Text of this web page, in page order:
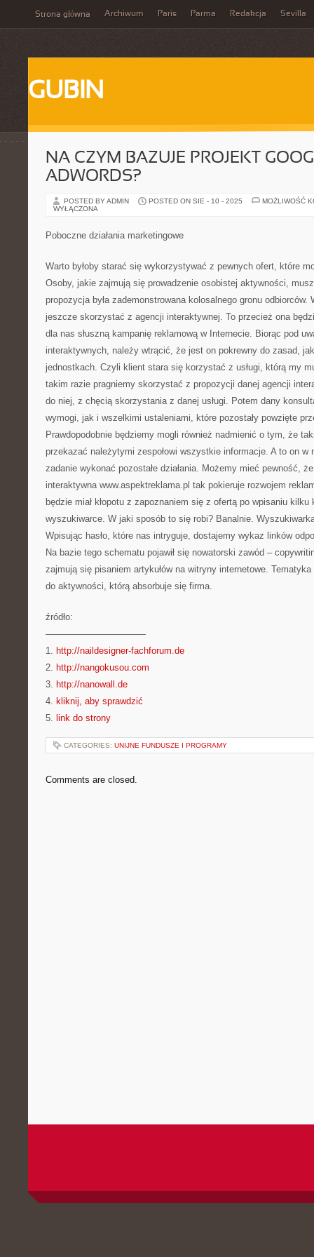
Strona główna Archiwum Paris Parma Redakcja Sevilla
GUBIN
NA CZYM BAZUJE PROJEKT
ADWORDS?
POSTED BY ADMIN POSTED ON SIE - 10 - 2025
MOŻLIWOŚĆ
WYŁĄCZONA
Poboczne działania marketingowe
Warto byłoby starać się wykorzystywać z pewnych ofert, które
Osoby, jakie zajmują się prowadzenie osobistej aktywności,
propozycja była zademonstrowana kolosalnego gronu
jeszcze skorzystać z agencji interaktywnej. To przecież ona
dla nas słuszną kampanię reklamową w Internecie. Biorąc pod
interaktywnych, należy wtrącić, że jest on pokrewny do zasad,
jednostkach. Czyli klient stara się korzystać z usługi, którą my
takim razie pragniemy skorzystać z propozycji danej agencji
do niej, z chęcią skorzystania z danej usługi. Potem dany
wymogi, jak i wszelkimi ustaleniami, które pozostały powzięte
Prawdopodobnie będziemy mogli również nadmienić o tym, że
przekazać należytymi zespołowi wszystkie informacje. A to on w
zadanie wykonać pozostałe działania. Możemy mieć pewność,
interaktywna www.aspektreklama.pl tak pokieruje rozwojem
będzie miał kłopotu z zapoznaniem się z ofertą po wpisaniu kilku
wyszukiwarce. W jaki sposób to się robi? Banalnie.
Wpisując hasło, które nas intryguje, dostajemy wykaz linków
Na bazie tego schematu pojawił się nowatorski zawód –
zajmują się pisaniem artykułów na witryny internetowe.
do aktywności, którą absorbuje się firma.
źródło:
———————————
1. http://naildesigner-fachforum.de
2. http://nangokusou.com
3. http://nanowall.de
4. kliknij, aby sprawdzić
5. link do strony
CATEGORIES: UNIJNE FUNDUSZE I PROGRAMY
Comments are closed.